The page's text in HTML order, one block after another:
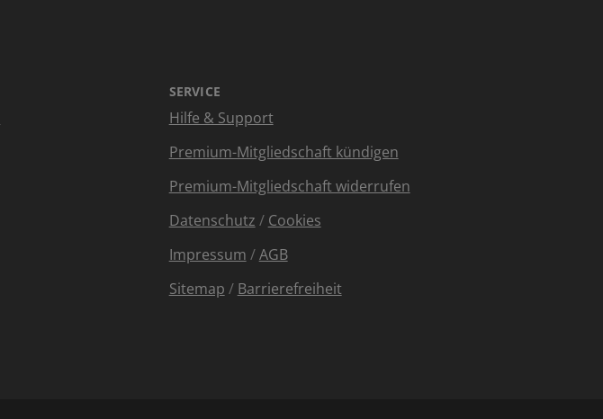
SERVICE
Hilfe & Support
Premium-Mitgliedschaft kündigen
Premium-Mitgliedschaft widerrufen
Datenschutz / Cookies
Impressum /AGB
Sitemap / Barrierefreiheit